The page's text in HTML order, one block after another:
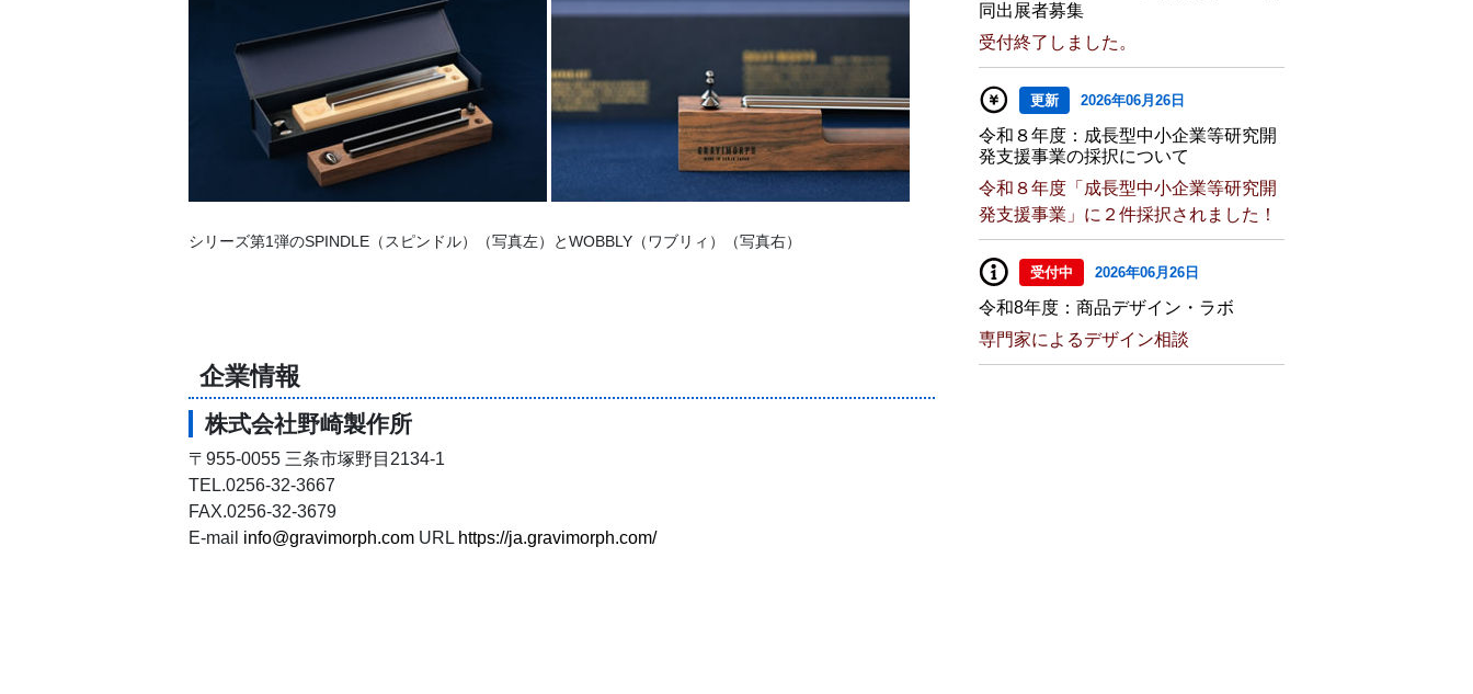
シリーズ第1弾のSPINDLE（スピンドル）（写真左）とWOBBLY（ワブリィ）（写真右）
企業情報
株式会社野崎製作所
〒955-0055 三条市塚野目2134-1
TEL.0256-32-3667
FAX.0256-32-3679
E-mail info@gravimorph.com URL https://ja.gravimorph.com/
同出展者募集
受付終了しました。
更新 2026年06月26日
令和８年度：成長型中小企業等研究開
発支援事業の採択について
令和８年度「成長型中小企業等研究開
発支援事業」に２件採択されました！
受付中 2026年06月26日
令和8年度：商品デザイン・ラボ
専門家によるデザイン相談